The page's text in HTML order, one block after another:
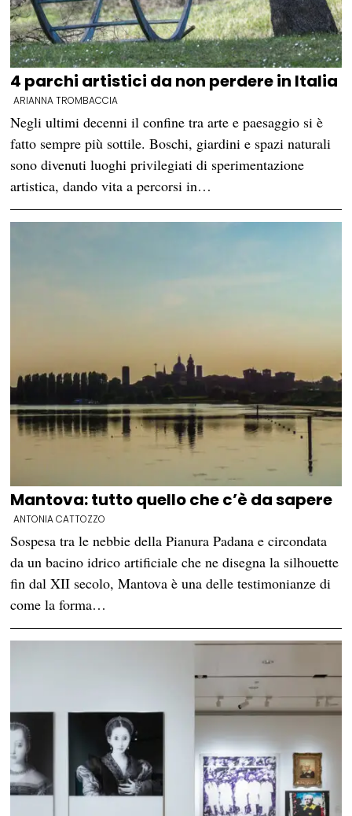
4 parchi artistici da non perdere in Italia
ARIANNA TROMBACCIA
Negli ultimi decenni il confine tra arte e paesaggio si è
fatto sempre più sottile. Boschi, giardini e spazi naturali
sono divenuti luoghi privilegiati di sperimentazione
artistica, dando vita a percorsi in…
Mantova: tutto quello che c’è da sapere
ANTONIA CATTOZZO
Sospesa tra le nebbie della Pianura Padana e circondata
da un bacino idrico artificiale che ne disegna la silhouette
fin dal XII secolo, Mantova è una delle testimonianze di
come la forma…